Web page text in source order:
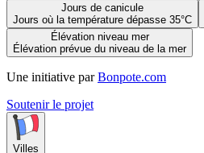
Jours de canicule
Jours où la température dépasse 35°C
Élévation niveau mer
Élévation prévue du niveau de la mer
Une initiative par Bonpote.com
Soutenir le projet
Villes